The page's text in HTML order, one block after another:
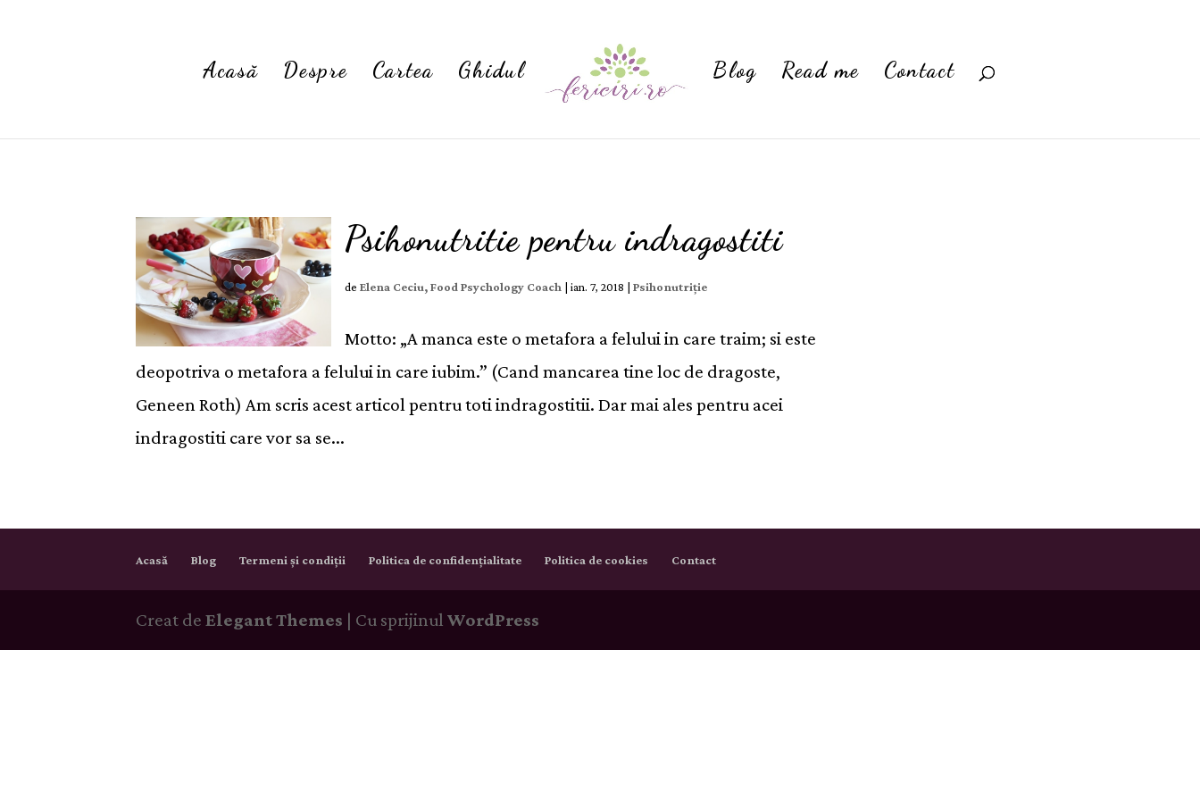
Acasă Despre Cartea Ghidul Blog Read me Contact
Psihonutritie pentru indragostiti
de Elena Ceciu, Food Psychology Coach | ian. 7, 2018 | Psihonutriție
Motto: „A manca este o metafora a felului in care traim; si este
deopotriva o metafora a felului in care iubim.” (Cand mancarea tine loc de dragoste,
Geneen Roth) Am scris acest articol pentru toti indragostitii. Dar mai ales pentru acei
indragostiti care vor sa se...
Acasă Blog Termeni și condiții Politica de confidențialitate Politica de cookies Contact
Creat de Elegant Themes | Cu sprijinul WordPress